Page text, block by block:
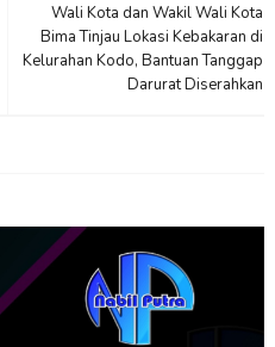
Wali Kota dan Wakil Wali Kota
Bima Tinjau Lokasi Kebakaran di
Kelurahan Kodo, Bantuan Tanggap
Darurat Diserahkan